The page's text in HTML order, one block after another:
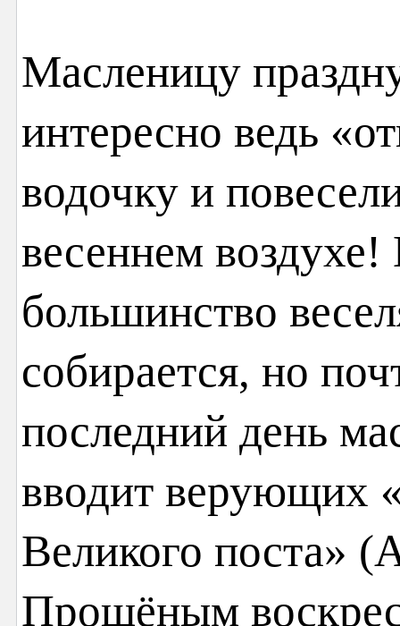
Масленицу
интересно ведь
водочку и
весеннем воздухе!
большинство
собирается, но
последний день
вводит верующих
Великого поста»
Прощёным